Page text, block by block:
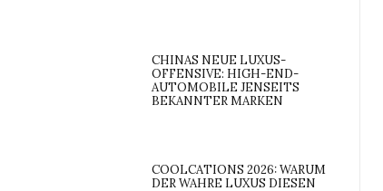
CHINAS NEUE LUXUS-
OFFENSIVE: HIGH-END-
AUTOMOBILE JENSEITS
BEKANNTER MARKEN
COOLCATIONS 2026: WARUM
DER WAHRE LUXUS DIESEN